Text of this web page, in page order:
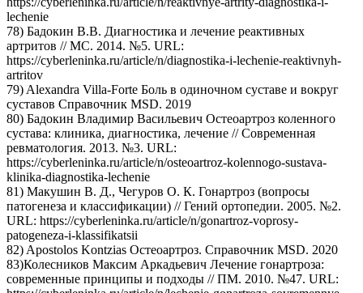
lechenie
78) Бадокин В.В. Диагностика и лечение реактивных
артритов // МС. 2014. №5. URL:
https://cyberleninka.ru/article/n/diagnostika-i-lechenie-reaktivnyh-
artritov
79) Alexandra Villa-Forte Боль в одиночном суставе и вокруг
суставов Справочник MSD. 2019
80) Бадокин Владимир Васильевич Остеоартроз коленного
сустава: клиника, диагностика, лечение // Современная
ревматология. 2013. №3. URL:
https://cyberleninka.ru/article/n/osteoartroz-kolennogo-sustava-
klinika-diagnostika-lechenie
81) Макушин В. Д., Чегуров О. К. Гонартроз (вопросы
патогенеза и классификации) // Гений ортопедии. 2005. №2.
URL: https://cyberleninka.ru/article/n/gonartroz-voprosy-
patogeneza-i-klassifikatsii
82) Apostolos Kontzias Остеоартроз. Справочник MSD. 2020
83)Колесников Максим Аркадьевич Лечение гонартроза:
современные принципы и подходы // ПМ. 2010. №47. URL: